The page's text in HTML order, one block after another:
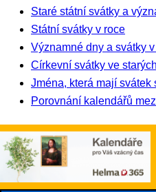
Staré státní svátky a
Státní svátky v roce
Významné dny a svátky
Církevní svátky ve
Jména, která mají svátek
Porovnání kalendářů